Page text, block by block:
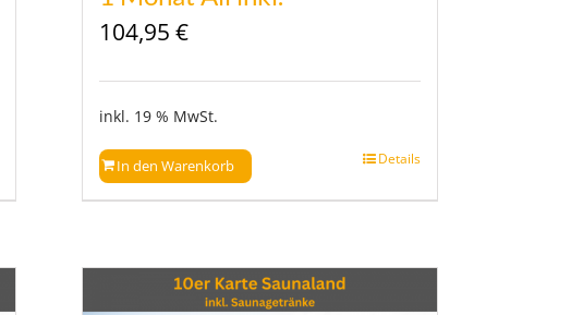
104,95€
inkl. 19 % MwSt.
In den Warenkorb Details